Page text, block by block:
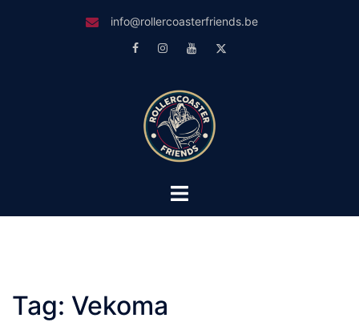
info@rollercoasterfriends.be
FacebookInstagram
Youtube
Toggle
Tag: Vekoma